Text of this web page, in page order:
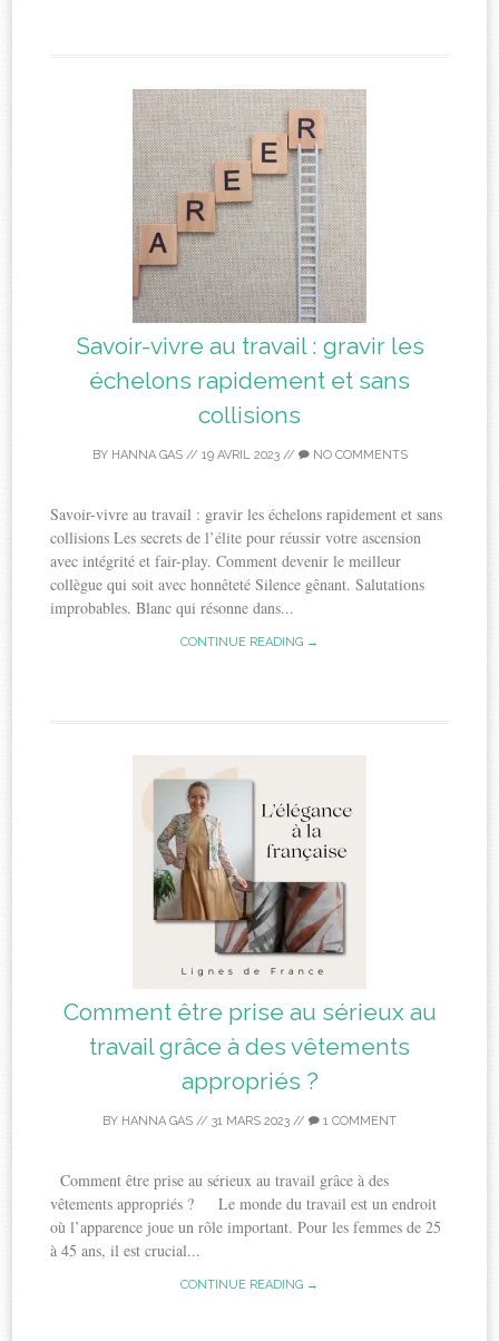
Savoir-vivre au travail : gravir les
échelons rapidement et sans
collisions
BY HANNA GAS// 19 AVRIL 2023// NO COMMENTS
Savoir-vivre au travail : gravir les échelons rapidement et sans
collisions Les secrets de l’élite pour réussir votre ascension
avec intégrité et fair-play. Comment devenir le meilleur
collègue qui soit avec honnêteté Silence gênant. Salutations
improbables. Blanc qui résonne dans...
CONTINUE READING →
Comment être prise au sérieux au
travail grâce à des vêtements
appropriés ?
BY HANNA GAS // 31 MARS 2023 // 1 COMMENT
Comment être prise au sérieux au travail grâce à des
vêtements appropriés ? Le monde du travail est un endroit
où l’apparence joue un rôle important. Pour les femmes de 25
à 45 ans, il est crucial...
CONTINUE READING →